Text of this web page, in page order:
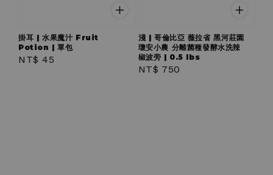
掛耳 | 水果魔汁 Fruit
Potion | 單包
Regular
NT$ 45
淺 | 哥倫比亞 薇拉省 黑河莊園
瓊安小農 分離菌種發酵水洗辣
椒波旁 | 0.5 lbs
Regular
NT$ 750